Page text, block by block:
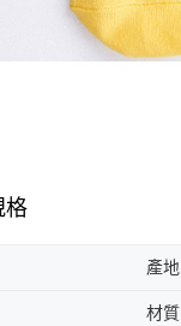
格
產地
材質